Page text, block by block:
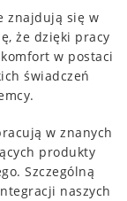
znajdują się w
że dzięki pracy
w postaci
świadczeń
w znanych
produkty
Szczególną
naszych